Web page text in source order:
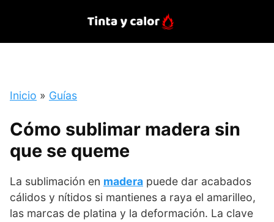
Inicio » Guías
Cómo sublimar madera sin
que se queme
La sublimación en madera puede dar acabados
cálidos y nítidos si mantienes a raya el amarilleo,
las marcas de platina y la deformación. La clave